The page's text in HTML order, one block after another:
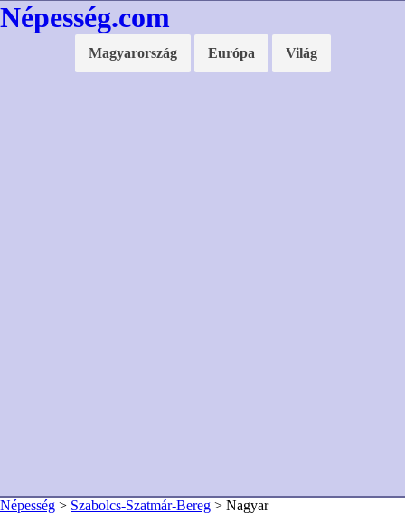
Népesség.com
Magyarország Európa Világ
Népesség > Szabolcs-Szatmár-Bereg > Nagyar